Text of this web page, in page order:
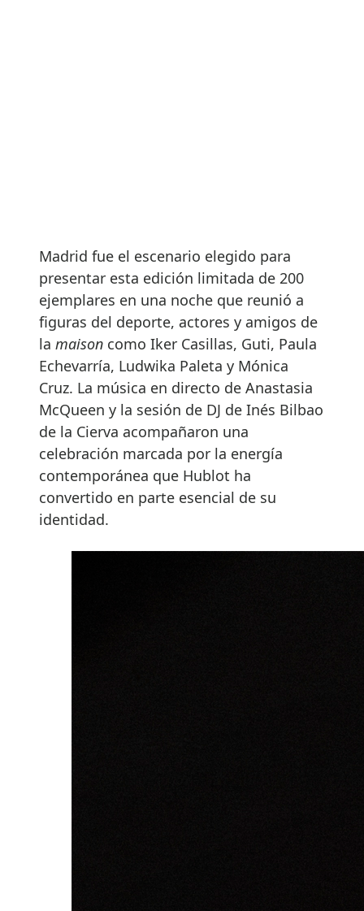
Madrid fue el escenario elegido para
presentar esta edición limitada de 200
ejemplares en una noche que reunió a
figuras del deporte, actores y amigos de
la maison como Iker Casillas, Guti, Paula
Echevarría, Ludwika Paleta y Mónica
Cruz. La música en directo de Anastasia
McQueen y la sesión de DJ de Inés Bilbao
de la Cierva acompañaron una
celebración marcada por la energía
contemporánea que Hublot ha
convertido en parte esencial de su
identidad.